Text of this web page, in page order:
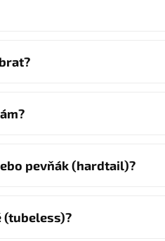
pevňák (hardtail)?
(tubeless)?